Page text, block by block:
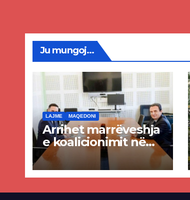
Ju mungoj...
LAJME MAQEDONI
Arrihet marrëveshja
e koalicionimit në
parim mes Kurtit
dhe Abdixhikut